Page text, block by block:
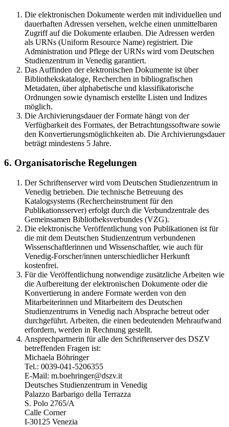
Die elektronischen Dokumente werden mit individuellen und
dauerhaften Adressen versehen, welche einen unmittelbaren
Zugriff auf die Dokumente erlauben. Die Adressen werden
als URNs (Uniform Resource Name) registriert. Die
Administration und Pflege der URNs wird vom Deutschen
Studienzentrum in Venedig garantiert.
Das Auffinden der elektronischen Dokumente ist über
Bibliothekskataloge, Recherchen in bibliografischen
Metadaten, über alphabetische und klassifikatorische
Ordnungen sowie dynamisch erstellte Listen und Indizes
möglich.
Die Archivierungsdauer der Formate hängt von der
Verfügbarkeit des Formates, der Betrachtungssoftware sowie
den Konvertierungsmöglichkeiten ab. Die Archivierungsdauer
beträgt mindestens 5 Jahre.
6. Organisatorische Regelungen
Der Schriftenserver wird vom Deutschen Studienzentrum in
Venedig betrieben. Die technische Betreuung des
Katalogsystems (Rechercheinstrument für den
Publikationsserver) erfolgt durch die Verbundzentrale des
Gemeinsamen Bibliotheksverbundes (VZG).
Die elektronische Veröffentlichung von Publikationen ist für
die mit dem Deutschen Studienzentrum verbundenen
Wissenschaftlerinnen und Wissenschaftler, wie auch für
Venedig-Forscher/innen unterschiedlicher Herkunft
kostenfrei.
Für die Veröffentlichung notwendige zusätzliche Arbeiten wie
die Aufbereitung der elektronischen Dokumente oder die
Konvertierung in andere Formate werden von den
Mitarbeiterinnen und Mitarbeitern des Deutschen
Studienzentrums in Venedig nach Absprache betreut oder
durchgeführt. Arbeiten, die einen bedeutenden Mehraufwand
erfordern, werden in Rechnung gestellt.
Ansprechpartnerin für alle den Schriftenserver des DSZV
betreffenden Fragen ist:
Michaela Böhringer
Tel.: 0039-041-5206355
E-Mail: m.boehringer@dszv.it
Deutsches Studienzentrum in Venedig
Palazzo Barbarigo della Terrazza
S. Polo 2765/A
Calle Corner
I-30125 Venezia